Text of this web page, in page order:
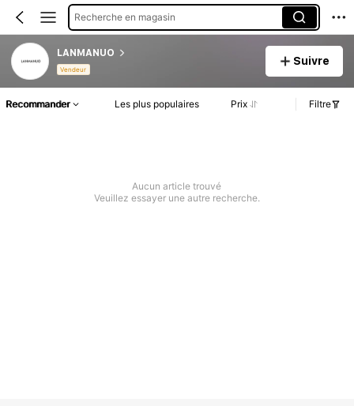
Recherche en magasin
LANMANUO
Vendeur
Suivre
Recommander Les plus populaires Prix Filtre
Aucun article trouvé
Veuillez essayer une autre recherche.